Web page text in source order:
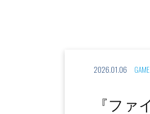
GAME
2026.01.06
『ファ